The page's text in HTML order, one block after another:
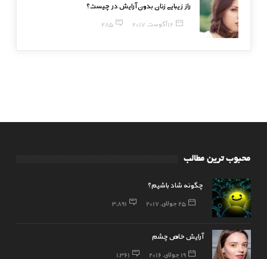
راز زیبایی زنان بدون آرایش در چیست؟
12 آگوست, 2017 285
محبوب ترین مطالب
چگونه شاد باشیم؟
25 جولای, 2017 3,891
آرایش خاص چشم
19 جولای, 2016 1,361